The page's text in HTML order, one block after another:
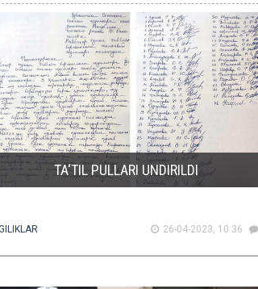
TA‘TIL PULLARI UNDIRILDI
26-04-2023, 10:36